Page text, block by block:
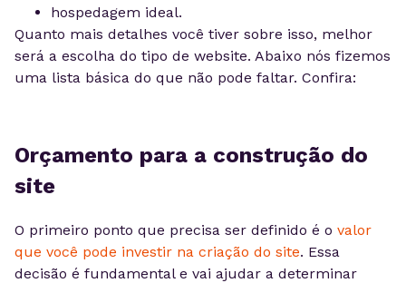
hospedagem ideal.
Quanto mais detalhes você tiver sobre isso, melhor
será a escolha do tipo de website. Abaixo nós fizemos
uma lista básica do que não pode faltar. Confira:
Orçamento para a construção do
site
O primeiro ponto que precisa ser definido é o valor
que você pode investir na criação do site. Essa
decisão é fundamental e vai ajudar a determinar